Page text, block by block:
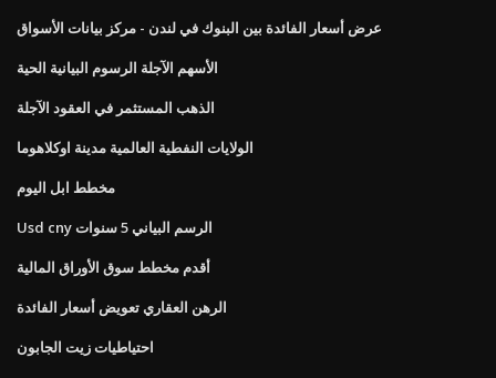
عرض أسعار الفائدة بين البنوك في لندن - مركز بيانات الأسواق
الأسهم الآجلة الرسوم البيانية الحية
الذهب المستثمر في العقود الآجلة
الولايات النفطية العالمية مدينة اوكلاهوما
مخطط ابل اليوم
Usd cny الرسم البياني 5 سنوات
أقدم مخطط سوق الأوراق المالية
الرهن العقاري تعويض أسعار الفائدة
احتياطيات زيت الجابون